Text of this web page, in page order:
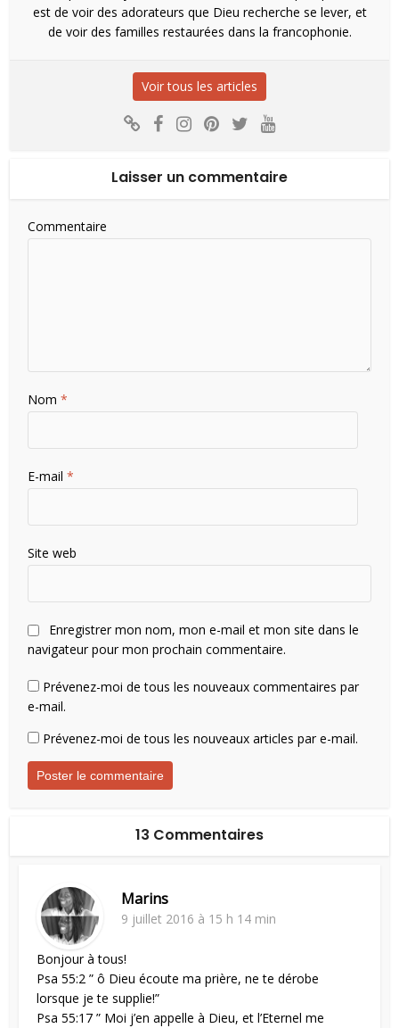
est de voir des adorateurs que Dieu recherche se lever, et
de voir des familles restaurées dans la francophonie.
Voir tous les articles
Laisser un commentaire
Commentaire
Nom*
E-mail*
Site web
Enregistrer mon nom, mon e-mail et mon site dans le
navigateur pour mon prochain commentaire.
Prévenez-moi de tous les nouveaux commentaires par
e-mail.
Prévenez-moi de tous les nouveaux articles par e-mail.
13 Commentaires
Marins
9 juillet 2016 à 15 h 14 min
Bonjour à tous!
Psa 55:2 ” ô Dieu écoute ma prière, ne te dérobe
lorsque je te supplie!”
Psa 55:17 ” Moi j’en appelle à Dieu, et l’Eternel me